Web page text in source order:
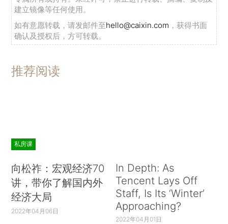
建立镜像等任何使用。
如有意愿转载，请发邮件至hello@caixin.com ，获得书面
确认及授权后，方可转载。
推荐阅读
私房课
向松祚：宏观经济70
讲，带你了解国内外
经济大局
2022年04月06日
In Depth: As
Tencent Lays Off
Staff, Is Its ‘Winter’
Approaching?
2022年04月01日